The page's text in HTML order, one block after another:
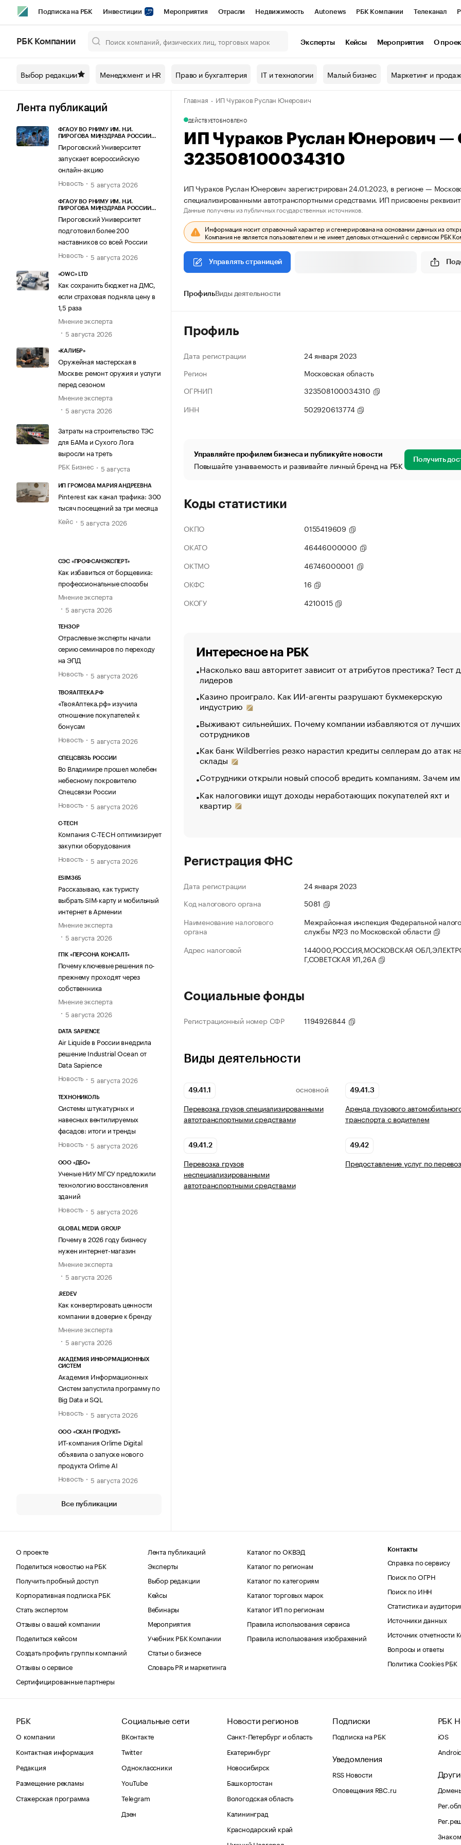
Подписка на РБК Инвестиции Мероприятия Отрасли Недвижимость Autonews РБК Компании Телеканал
Спецпроекты СПб Конференции СПб Спецпроекты Проверка контрагентов
Технологии и медиа Рынок наличной валюты
РБК Компании Эксперты Кейсы Мероприятия О
Выбор редакции Менеджмент и HR Право и бухгалтерия IT и технологии Малый бизнес Маркетинг и
Лента публикаций
ФГАОУ ВО РНИМУ ИМ. Н.И.
ПИРОГОВА МИНЗДРАВА РОССИИ
Пироговский Университет
запускает всероссийскую
онлайн-акцию
Новость
5 августа 2026
ФГАОУ ВО РНИМУ ИМ. Н.И.
ПИРОГОВА МИНЗДРАВА РОССИИ
Пироговский Университет
подготовил более 200
наставников со всей России
Новость
5 августа 2026
«OWC» LTD
Как сохранить бюджет на ДМС,
если страховая подняла цену в
1,5 раза
Мнение эксперта
5 августа 2026
«КАЛИБР»
Оружейная мастерская в
Москве: ремонт оружия и услуги
перед сезоном
Мнение эксперта
5 августа 2026
Затраты на строительство ТЭС
для БАМа и Сухого Лога
выросли на треть
РБК Бизнес
5 августа
ИП ГРОМОВА МАРИЯ АНДРЕЕВНА
Pinterest как канал трафика: 300
тысяч посещений за три месяца
Кейс
5 августа 2026
СЭС «ПРОФСАНЭКСПЕРТ»
Как избавиться от борщевика:
профессиональные способы
Мнение эксперта
5 августа 2026
ТЕНЗОР
Отраслевые эксперты начали
серию семинаров по переходу
на ЭПД
Новость
5 августа 2026
ТВОЯАПТЕКА.РФ
«ТвояАптека.рф» изучила
отношение покупателей к
бонусам
Новость
5 августа 2026
СПЕЦСВЯЗЬ РОССИИ
Во Владимире прошел молебен
небесному покровителю
Спецсвязи России
Новость
5 августа 2026
C-TECH
Компания C-TECH оптимизирует
закупки оборудования
Новость
5 августа 2026
ESIM365
Рассказываю, как туристу
выбрать SIM-карту и мобильный
интернет в Армении
Мнение эксперта
5 августа 2026
ГПК «ПЕРСОНА КОНСАЛТ»
Почему ключевые решения по-
прежнему проходят через
собственника
Мнение эксперта
5 августа 2026
DATA SAPIENCE
Air Liquide в России внедрила
решение Industrial Ocean от
Data Sapience
Новость
5 августа 2026
ТЕХНОНИКОЛЬ
Системы штукатурных и
навесных вентилируемых
фасадов: итоги и тренды
Новость
5 августа 2026
ООО «ДБО»
Ученые НИУ МГСУ предложили
технологию восстановления
зданий
Новость
5 августа 2026
GLOBAL MEDIA GROUP
Почему в 2026 году бизнесу
нужен интернет-магазин
Мнение эксперта
5 августа 2026
.REDEV
Как конвертировать ценности
компании в доверие к бренду
Мнение эксперта
5 августа 2026
АКАДЕМИЯ ИНФОРМАЦИОННЫХ
СИСТЕМ
Академия Информационных
Систем запустила программу по
Big Data и SQL
Новость
5 августа 2026
ООО «СКАН ПРОДУКТ»
ИТ-компания Orlime Digital
объявила о запуске нового
продукта Orlime AI
Новость
5 августа 2026
Все публикации
Главная ИП Чураков Руслан Юнерович
ДЕЙСТВУЕТОБНОВЛЕНО
ИП Чураков Руслан Юнерович
323508100034310
ИП Чураков Руслан Юнерович зарегистрирован 24.01.2023, в регионе —
специализированными автотранспортными средствами. ИП присвоены
Данные получены из публичных государственных источников.
Информация носит справочный характер и сгенерирована на основании данных из
Компания не является пользователем и не имеет деловых отношений с сервисом РБК
Управлять страницей
ПрофильВиды деятельности
Профиль
Дата регистрации
24 января 2023
Регион
Московская область
ОГРНИП
323508100034310
ИНН
502920613774
Управляйте профилем бизнеса и публикуйте новости
Повышайте узнаваемость и развивайте личный бренд на РБК Получить
Коды статистики
ОКПО
0155419609
ОКАТО
46446000000
ОКТМО
46746000001
ОКФС
16
ОКОГУ
4210015
Интересное на РБК
Насколько ваш авторитет зависит от атрибутов престижа? Тест
лидеров
Казино проиграло. Как ИИ-агенты разрушают букмекерскую
индустрию
Выживают сильнейших. Почему компании избавляются от лучших
сотрудников
Как банк Wildberries резко нарастил кредиты селлерам до атак
склады
Сотрудники открыли новый способ вредить компаниям. Зачем
Как налоговики ищут доходы неработающих покупателей яхт и
квартир
Регистрация ФНС
Дата регистрации
24 января 2023
Код налогового органа
5081
Наименование налогового
органа
Межрайонная инспекция Федеральной
службы №23 по Московской области
Адрес налоговой
144000,РОССИЯ,МОСКОВСКАЯ
Г,СОВЕТСКАЯ УЛ,26А
Социальные фонды
Регистрационный номер СФР 1194926844
Виды деятельности
49.41.1 ОСНОВНОЙ
Перевозка грузов специализированными
автотранспортными средствами
49.41.3
Аренда грузового
транспорта с водителем
49.41.2
Перевозка грузов
неспециализированными
автотранспортными средствами
49.42
Предоставление услуг по
О проекте
Поделиться новостью на РБК
Получить пробный доступ
Корпоративная подписка РБК
Стать экспертом
Отзывы о вашей компании
Поделиться кейсом
Создать профиль группы компаний
Отзывы о сервисе
Сертифицированные партнеры
Лента публикаций
Эксперты
Выбор редакции
Кейсы
Вебинары
Мероприятия
Учебник РБК Компании
Статьи о бизнесе
Словарь PR и маркетинга
Каталог по ОКВЭД
Каталог по регионам
Каталог по категориям
Каталог торговых марок
Каталог ИП по регионам
Правила использования сервиса
Правила использования изображений
Контакты
Справка по сервису
Поиск по ОГРН
Поиск по ИНН
Статистика и
Источники данных
Источник отчетности
Вопросы и ответы
Политика Cookies РБК
РБК
О компании
Контактная информация
Редакция
Размещение рекламы
Стажерская программа
Социальные сети
ВКонтакте
Twitter
Одноклассники
YouTube
Telegram
Дзен
Новости регионов
Санкт-Петербург и область
Екатеринбург
Новосибирск
Башкортостан
Вологодская область
Калининград
Краснодарский край
Подписки
Подписка на РБК
Уведомления
RSS Новости
Оповещения RBC.ru
РБК
iOS